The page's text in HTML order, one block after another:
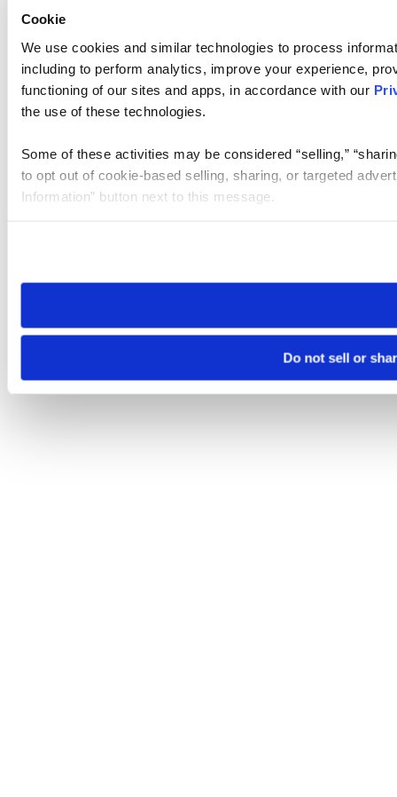
Cookie
We use cookies and similar technologies to process
including to perform analytics, improve your experience,
functioning of our sites and apps, in accordance with our
the use of these technologies.
Some of these activities may be considered “selling,”
to opt out of cookie-based selling, sharing, or targeted
Information” button next to this message.
need to be set again.
Do not sell or